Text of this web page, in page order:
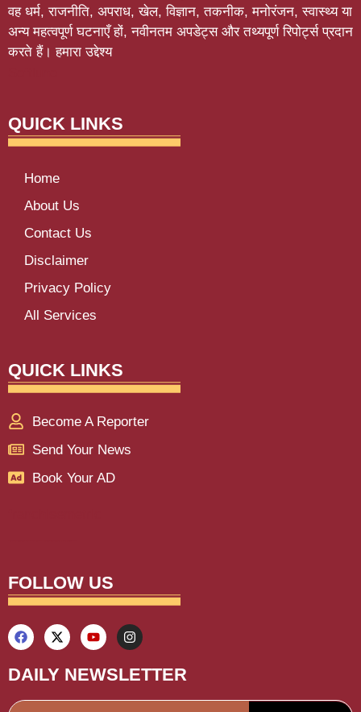
वह धर्म, राजनीति, अपराध, खेल, विज्ञान, तकनीक, मनोरंजन, स्वास्थ्य या
अन्य महत्वपूर्ण घटनाएँ हों, नवीनतम अपडेट्स और तथ्यपूर्ण रिपोर्ट्स प्रदान
करते हैं। हमारा उद्देश्य
QUICK LINKS
Home
About Us
Contact Us
Disclaimer
Privacy Policy
All Services
QUICK LINKS
Become A Reporter
Send Your News
Book Your AD
FOLLOW US
DAILY NEWSLETTER